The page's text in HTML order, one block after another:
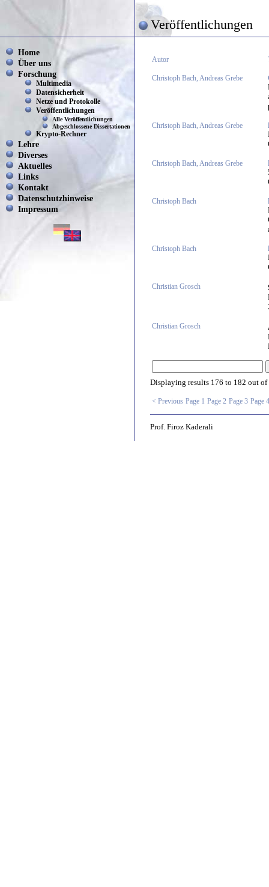
Veröffentlichungen
Home
Über uns
Forschung
Multimedia
Datensicherheit
Netze und Protokolle
Veröffentlichungen
Alle Veröffentlichungen
Abgeschlossene Dissertationen
Krypto-Rechner
Lehre
Diverses
Aktuelles
Links
Kontakt
Datenschutzhinweise
Impressum
Autor
Christoph Bach, Andreas Grebe
Christoph Bach, Andreas Grebe
Christoph Bach, Andreas Grebe
Christoph Bach
Christoph Bach
Christian Grosch
Christian Grosch
Displaying results 176 to 182 out of
< Previous Page 1 Page 2 Page 3 Page 4
Prof. Firoz Kaderali